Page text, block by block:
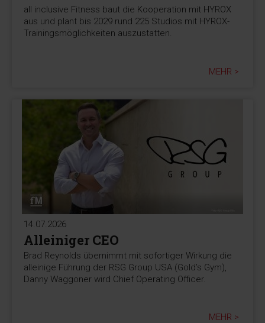
all inclusive Fitness baut die Kooperation mit HYROX
aus und plant bis 2029 rund 225 Studios mit HYROX-
Trainingsmöglichkeiten auszustatten.
MEHR >
14.07.2026
Alleiniger CEO
Brad Reynolds übernimmt mit sofortiger Wirkung die
alleinige Führung der RSG Group USA (Gold’s Gym),
Danny Waggoner wird Chief Operating Officer.
MEHR >